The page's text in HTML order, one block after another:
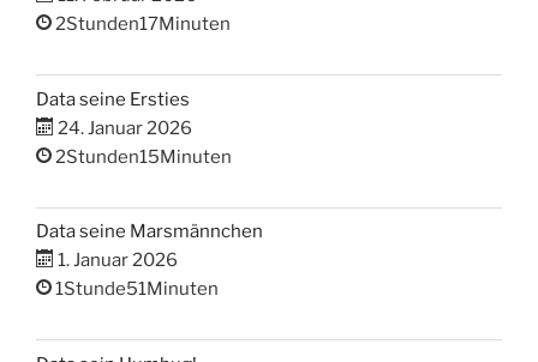
2Stunden17Minuten
Data seine Ersties
24. Januar 2026
2Stunden15Minuten
Data seine Marsmännchen
1. Januar 2026
1Stunde51Minuten